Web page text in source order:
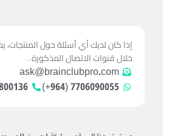
إذا كان لديك أي أسئلة حول المنتجات،
خلال قنوات الاتصال المذكورة .
ask@brainclubpro.com
7706090055 (964+)
(964+)